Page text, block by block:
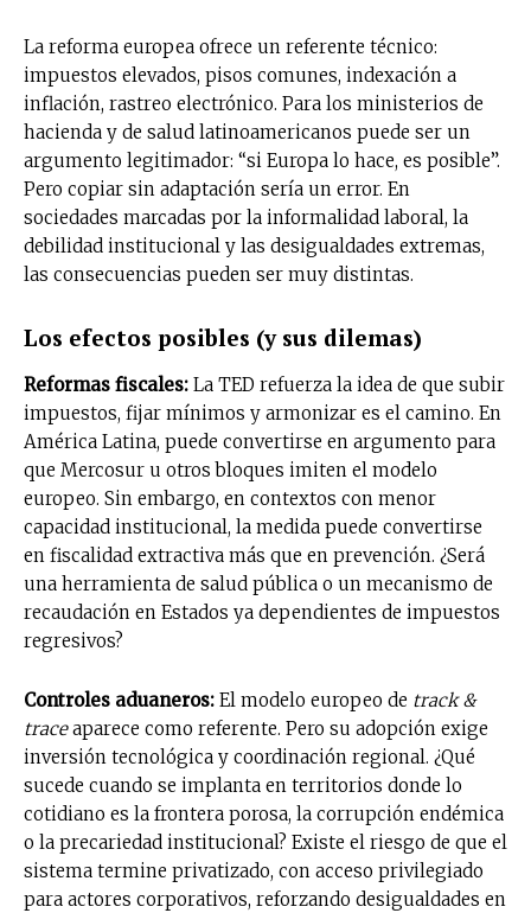
No te pierdas de las
últimas noticias
Suscríbete a nuestro boletín diario y
recibe todas las noticias del vapeo y la
reducción de daños en tu correo
La reforma europea ofrece un referente técnico:
impuestos elevados, pisos comunes, indexación a
inflación, rastreo electrónico. Para los ministerios de
hacienda y de salud latinoamericanos puede ser un
argumento legitimador: “si Europa lo hace, es posible”.
Pero copiar sin adaptación sería un error. En
sociedades marcadas por la informalidad laboral, la
debilidad institucional y las desigualdades extremas,
las consecuencias pueden ser muy distintas.
Los efectos posibles (y sus dilemas)
Reformas fiscales: La TED refuerza la idea de que subir
impuestos, fijar mínimos y armonizar es el camino. En
América Latina, puede convertirse en argumento para
que Mercosur u otros bloques imiten el modelo
europeo. Sin embargo, en contextos con menor
capacidad institucional, la medida puede convertirse
en fiscalidad extractiva más que en prevención. ¿Será
una herramienta de salud pública o un mecanismo de
recaudación en Estados ya dependientes de impuestos
regresivos?
Controles aduaneros: El modelo europeo de track &
traceaparece como referente. Pero su adopción exige
inversión tecnológica y coordinación regional. ¿Qué
sucede cuando se implanta en territorios donde lo
cotidiano es la frontera porosa, la corrupción endémica
o la precariedad institucional? Existe el riesgo de que el
sistema termine privatizado, con acceso privilegiado
para actores corporativos, reforzando desigualdades en